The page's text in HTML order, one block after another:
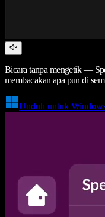
Bicara tanpa mengetik —
membacakan apa pun di
Unduh untuk